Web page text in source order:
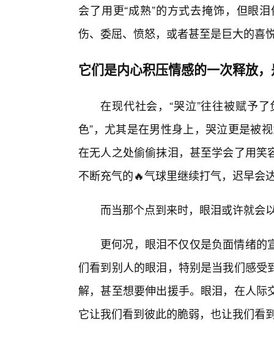
会了用更“成熟”的方式去掩饰，但眼
伤、委屈、愤怒，或者甚至是巨大的喜
它们是内心积压情感的一次释放
在现代社会，“哭泣”往往被赋予
色”，尤其是在男性身上，哭泣更是被
在无人之处偷偷抹泪，甚至学会了用
不断充气的🔥气球里继续打气，迟早会
而当那个点到来时，眼泪或许就会
更何况，眼泪不仅仅是负面情绪
们看到别人的眼泪，特别是当我们感
解，甚至想要伸出援手。眼泪，在人
它让我们看到彼此的脆弱，也让我们看